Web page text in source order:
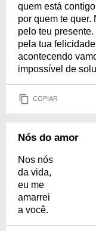
quem está
por quem te quer.
pelo teu
pela tua
acontecendo
impossível de
COPIAR
Nós do amor
Nos nós
da vida,
eu me
amarrei
a você.